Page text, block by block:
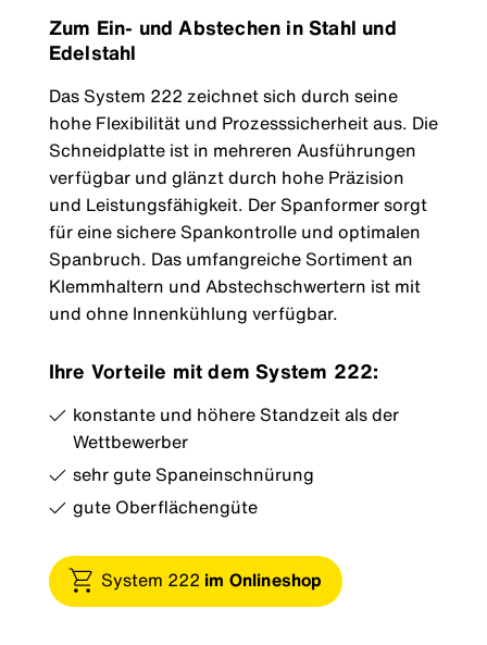
Zum Ein- und Abstechen in Stahl und
Edelstahl
Das System 222 zeichnet sich durch seine
hohe Flexibilität und Prozesssicherheit aus. Die
Schneidplatte ist in mehreren Ausführungen
verfügbar und glänzt durch hohe Präzision
und Leistungsfähigkeit. Der Spanformer sorgt
für eine sichere Spankontrolle und optimalen
Spanbruch. Das umfangreiche Sortiment an
Klemmhaltern und Abstechschwertern ist mit
und ohne Innenkühlung verfügbar.
Ihre Vorteile mit dem System 222:
konstante und höhere Standzeit als der
Wettbewerber
sehr gute Spaneinschnürung
gute Oberflächengüte
System 222 im Onlineshop